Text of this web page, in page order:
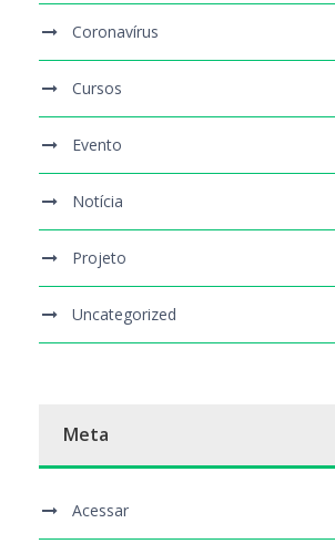
Coronavírus
Cursos
Evento
Notícia
Projeto
Uncategorized
Meta
Acessar